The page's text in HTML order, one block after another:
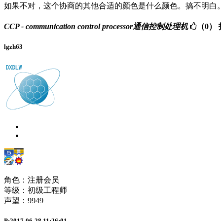
如果不对，这个协商的其他合适的颜色是什么颜色。搞不明白
CCP - communication control processor通信控制处理机 （0）
lgzh63
角色：注册会员
等级：初级工程师
声望： 9949